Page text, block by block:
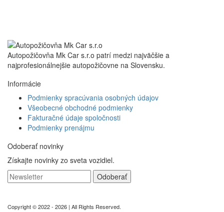
Autopožičovňa Mk Car s.r.o patrí medzi najväčšie a
najprofesionálnejšie autopožičovne na Slovensku.
Informácie
Podmienky spracúvania osobných údajov
Všeobecné obchodné podmienky
Fakturačné údaje spoločnosti
Podmienky prenájmu
Odoberať novinky
Získajte novinky zo sveta vozidiel.
Copyright © 2022 - 2026 | All Rights Reserved.